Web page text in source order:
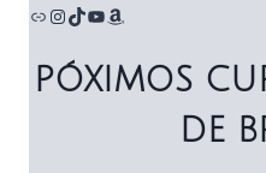
Enlace
Instagram
TikTok
YouTube
Amazon
PÓXIMOS
DE